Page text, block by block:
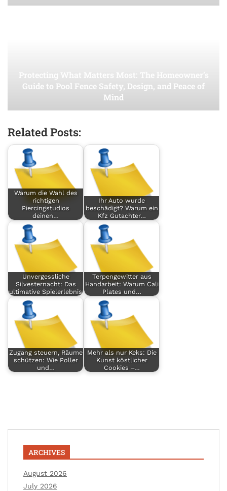
Protecting What Matters Most: The Homeowner’s
Guide to Pool Fence Safety, Design, and Peace of
Mind
Related Posts:
Warum die Wahl des
richtigen
Piercingstudios
deinen…
Ihr Auto wurde
beschädigt? Warum ein
Kfz Gutachter…
Unvergessliche
Silvesternacht: Das
ultimative Spielerlebnis
Terpengewitter aus
Handarbeit: Warum Cali
Plates und…
Zugang steuern, Räume
schützen: Wie Poller
und…
Mehr als nur Keks: Die
Kunst köstlicher
Cookies –…
ARCHIVES
August 2026
July 2026